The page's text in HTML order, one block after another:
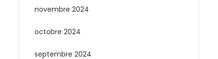
novembre 2024
octobre 2024
septembre 2024